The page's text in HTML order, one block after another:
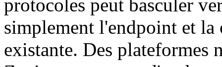
protocoles peut basculer
simplement l'endpoint et la
existante. Des plateformes